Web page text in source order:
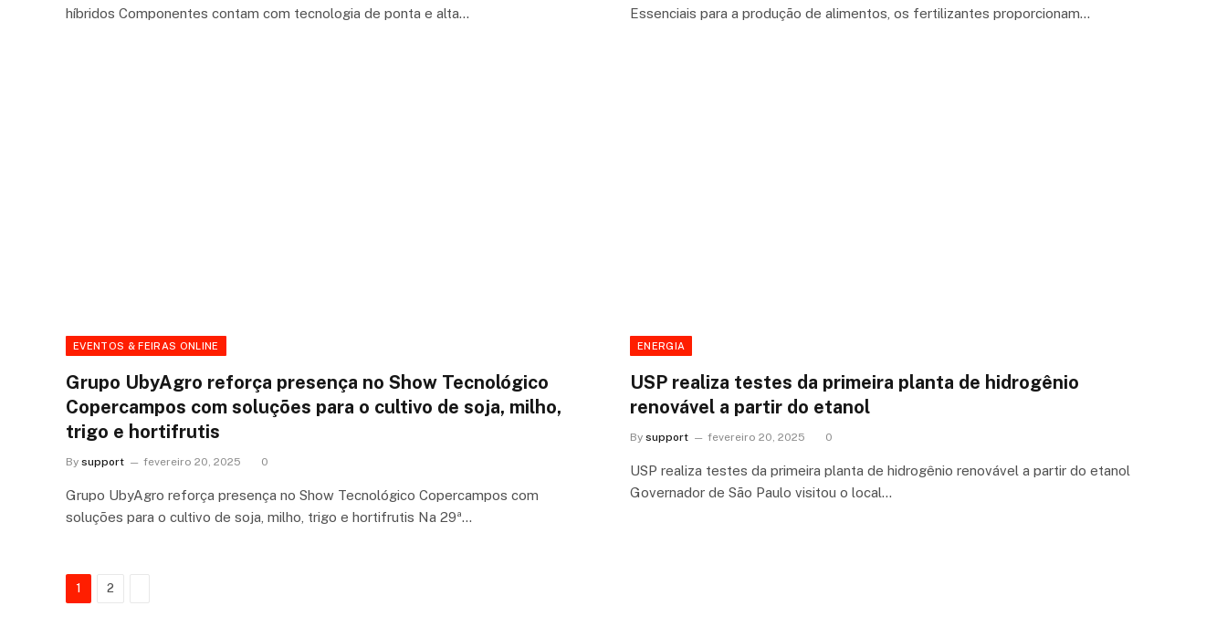
híbridos Componentes contam com tecnologia de ponta e alta…
Essenciais para a produção de alimentos, os fertilizantes proporcionam…
EVENTOS & FEIRAS ONLINE
Grupo UbyAgro reforça presença no Show Tecnológico
Copercampos com soluções para o cultivo de soja, milho,
trigo e hortifrutis
By support fevereiro 20, 2025 0
Grupo UbyAgro reforça presença no Show Tecnológico Copercampos com
soluções para o cultivo de soja, milho, trigo e hortifrutis Na 29ª…
ENERGIA
USP realiza testes da primeira planta de hidrogênio
renovável a partir do etanol
By support fevereiro 20, 2025 0
USP realiza testes da primeira planta de hidrogênio renovável a partir do etanol
Governador de São Paulo visitou o local…
1 2